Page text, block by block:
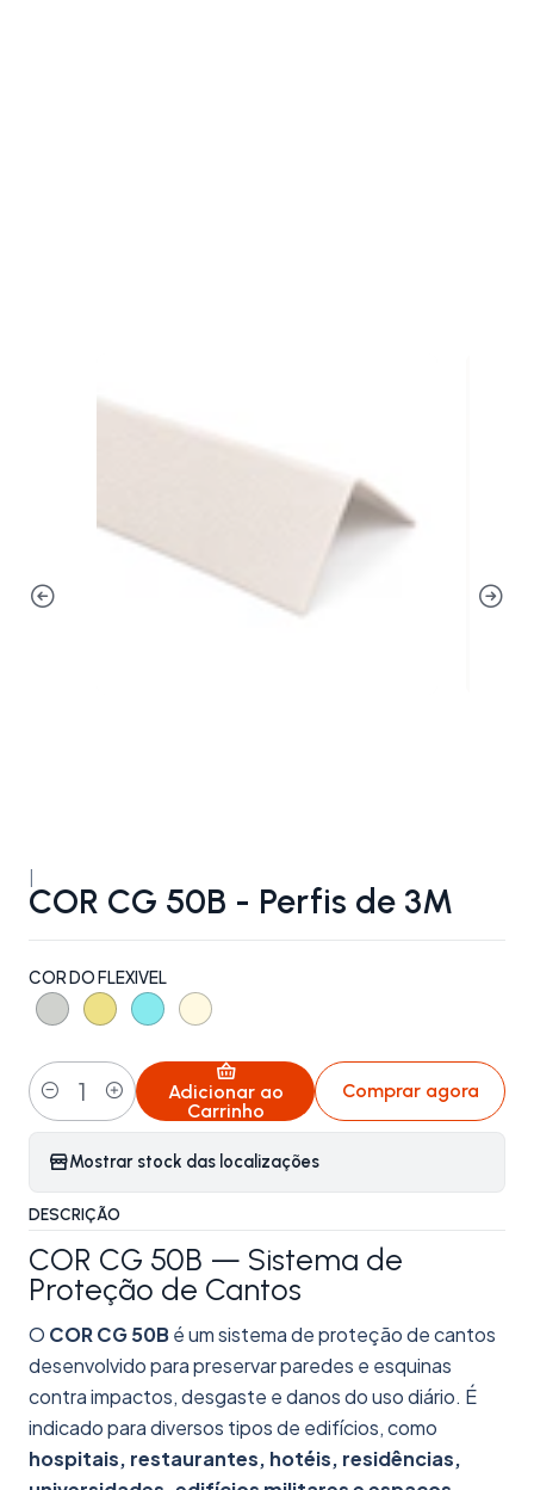
COR CG 50B - Perfis de 3M
COR DO FLEXIVEL
Quantidade
Adicionar ao
Carrinho
Comprar agora
Mostrar stock das localizações
DESCRIÇÃO
COR CG 50B — Sistema de
Proteção de Cantos
O CORCG 50Bé um sistema de proteção de cantos
desenvolvido para preservar paredes e esquinas
contra impactos, desgaste e danos do uso diário. É
indicado para diversos tipos de edifícios, como
hospitais, restaurantes, hotéis, residências,